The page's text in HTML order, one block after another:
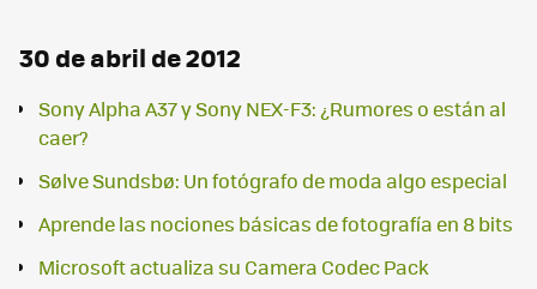
30 de abril de 2012
Sony Alpha A37 y Sony NEX-F3: ¿Rumores o están al
caer?
Sølve Sundsbø: Un fotógrafo de moda algo especial
Aprende las nociones básicas de fotografía en 8 bits
Microsoft actualiza su Camera Codec Pack